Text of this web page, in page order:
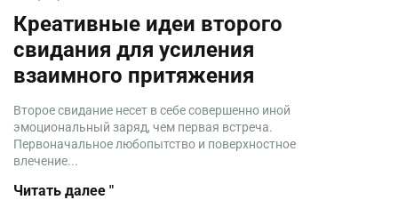
Креативные идеи второго
свидания для усиления
взаимного притяжения
Второе свидание несет в себе совершенно иной
эмоциональный заряд, чем первая встреча.
Первоначальное любопытство и поверхностное
влечение...
Читать далее "